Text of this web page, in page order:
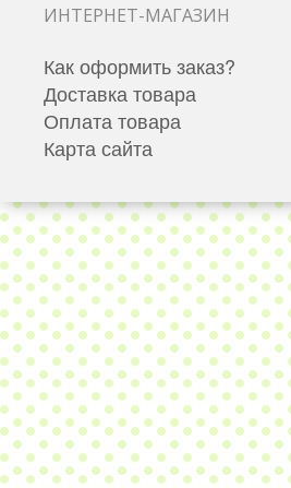
ИНТЕРНЕТ-МАГАЗИН
Как оформить заказ?
Доставка товара
Оплата товара
Карта сайта